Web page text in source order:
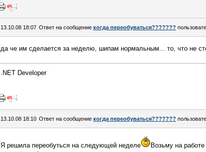
13.10.08 18:07 Ответ на сообщение когда переобуваться???????
да че им сделается за неделю, шипам нормальным... то, что не
.NET Developer
13.10.08 18:10 Ответ на сообщение когда переобуваться???????
Я решила переобуться на следующей неделе
Возьму на